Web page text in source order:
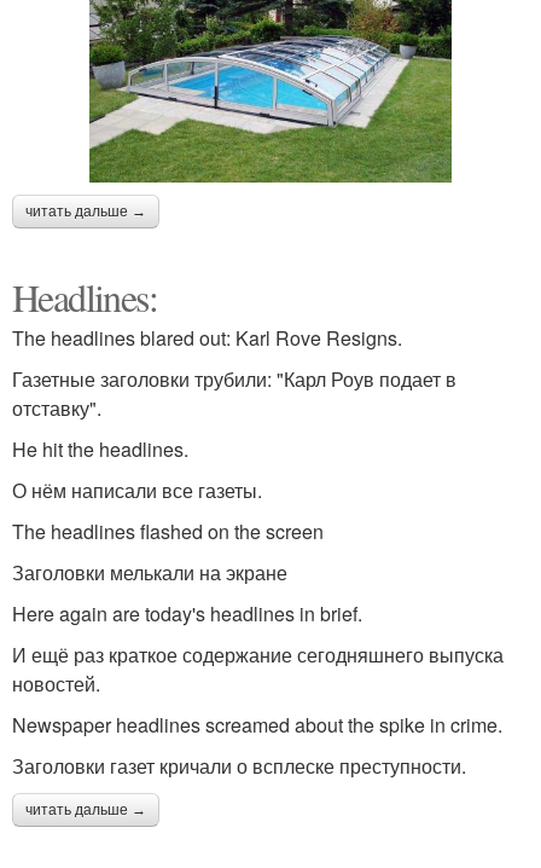
читать дальше →
Headlines:
The headlines blared out: Karl Rove Resigns.
Газетные заголовки трубили: "Карл Роув подает в
отставку".
He hit the headlines.
О нём написали все газеты.
The headlines flashed on the screen
Заголовки мелькали на экране
Here again are today's headlines in brief.
И ещё раз краткое содержание сегодняшнего выпуска
новостей.
Newspaper headlines screamed about the spike in crime.
Заголовки газет кричали о всплеске преступности.
читать дальше →